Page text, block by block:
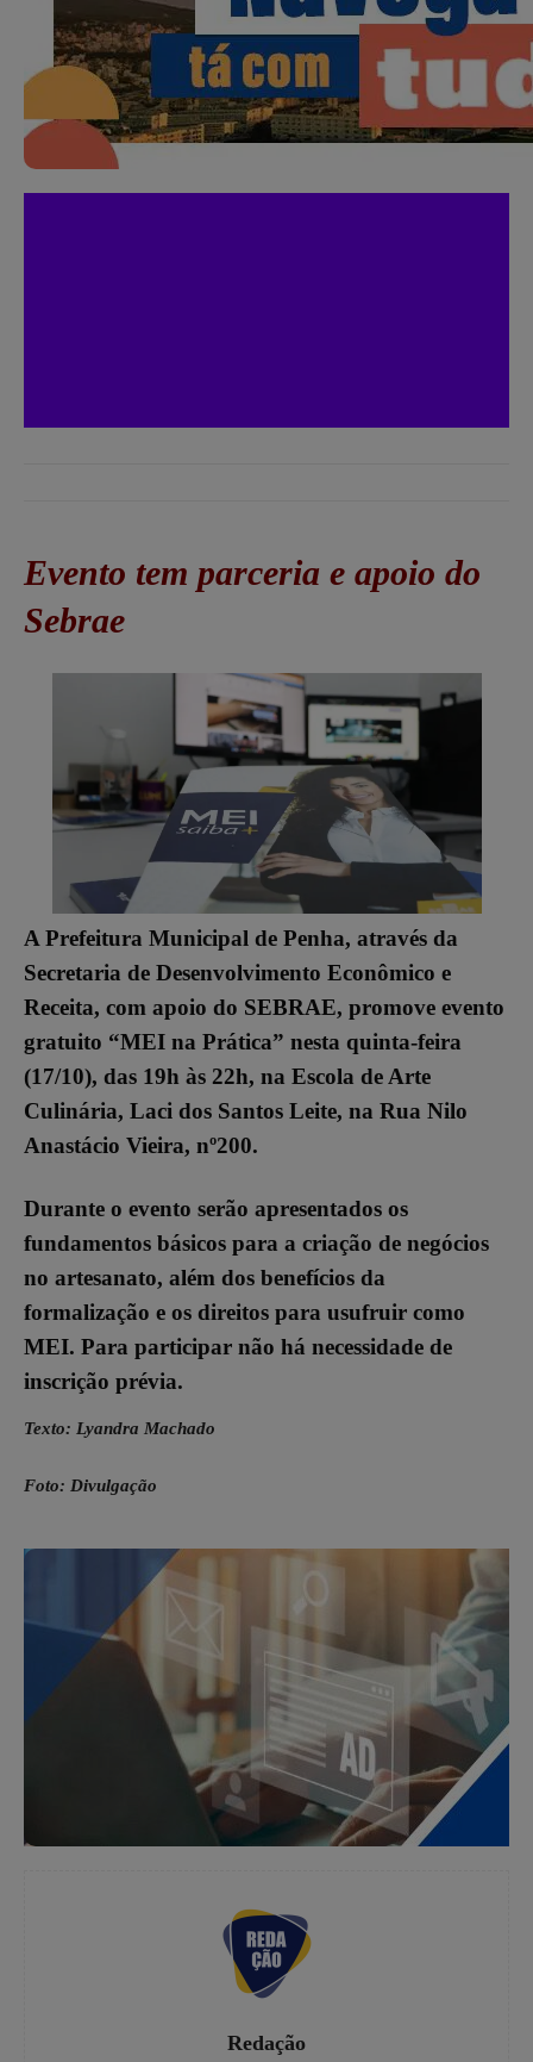
Evento tem parceria e apoio do
Sebrae
A Prefeitura Municipal de Penha, através da
Secretaria de Desenvolvimento Econômico e
Receita, com apoio do SEBRAE, promove evento
gratuito “MEI na Prática” nesta quinta-feira
(17/10), das 19h às 22h, na Escola de Arte
Culinária, Laci dos Santos Leite, na Rua Nilo
Anastácio Vieira, nº200.
Durante o evento serão apresentados os
fundamentos básicos para a criação de negócios
no artesanato, além dos benefícios da
formalização e os direitos para usufruir como
MEI. Para participar não há necessidade de
inscrição prévia.
Texto: Lyandra Machado
Foto: Divulgação
Redação